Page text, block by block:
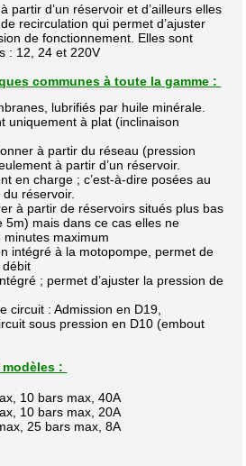
partir d’un réservoir et d’ailleurs elles
recirculation qui permet d’ajuster
de fonctionnement. Elles sont
: 12, 24 et 220V
communes à toute la gamme :
lubrifiés par huile minérale.
uniquement à plat (inclinaison
à partir du réseau (pression
à partir d’un réservoir.
en charge ; c’est-à-dire posées au
réservoir.
à partir de réservoirs situés plus bas
5m) mais dans ce cas elles ne
maximum
intégré à la motopompe, permet de
débit
; permet d’ajuster la pression de
circuit : Admission en D19,
sous pression en D10 (embout
:
10 bars max, 40A
10 bars max, 20A
25 bars max, 8A